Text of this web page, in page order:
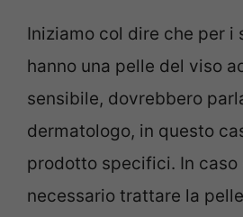
Iniziamo col dire che per i
hanno una pelle del viso
sensibile, dovrebbero
dermatologo, in questo
prodotto specifici. In caso
necessario trattare la